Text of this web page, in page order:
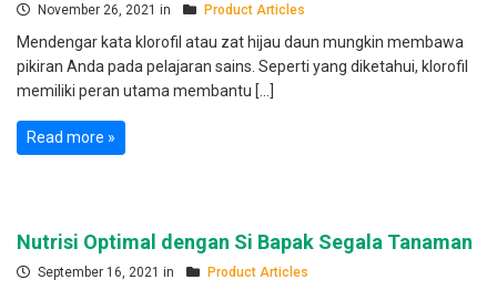
November 26, 2021 in Product Articles
Mendengar kata klorofil atau zat hijau daun mungkin membawa
pikiran Anda pada pelajaran sains. Seperti yang diketahui, klorofil
memiliki peran utama membantu […]
Read more »
Nutrisi Optimal dengan Si Bapak Segala Tanaman
September 16, 2021 in Product Articles